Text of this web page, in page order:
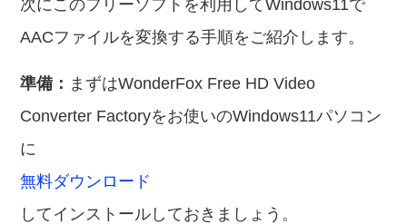
次にこのフリーソフトを利用してWindows11で
AACファイルを変換する手順をご紹介します。
準備： まずはWonderFox Free HD Video
Converter Factoryをお使いのWindows11パソコン
に
無料ダウンロード
してインストールしておきましょう。